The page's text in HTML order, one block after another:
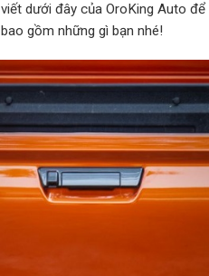
dưới đây của OroKing Auto
bao gồm những gì bạn nhé!